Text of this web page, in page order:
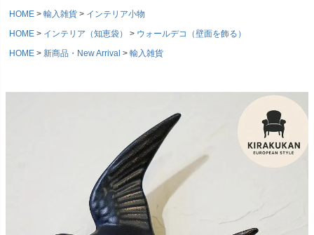
HOME
輸入雑貨
インテリア小物
HOME
インテリア（知恵袋）
ウォールデコ（壁面を飾る）
HOME
新商品・New Arrival 輸入雑貨